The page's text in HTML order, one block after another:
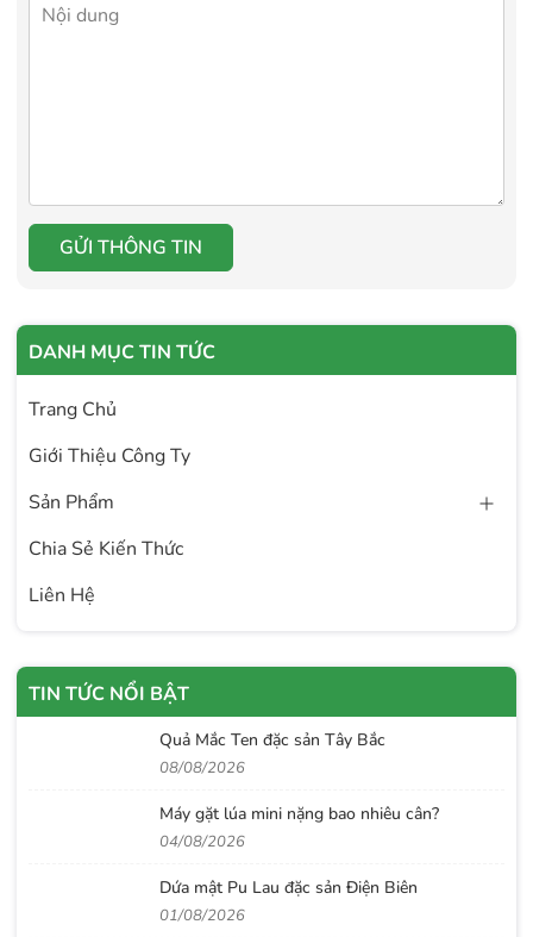
GỬI THÔNG TIN
DANH MỤC TIN TỨC
Trang Chủ
Giới Thiệu Công Ty
Sản Phẩm
Chia Sẻ Kiến Thức
Liên Hệ
TIN TỨC NỔI BẬT
Quả Mắc Ten đặc sản Tây Bắc
08/08/2026
Máy gặt lúa mini nặng bao nhiêu cân?
04/08/2026
Dứa mật Pu Lau đặc sản Điện Biên
01/08/2026